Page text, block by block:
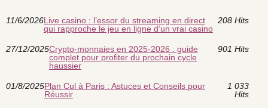
11/6/2026Live casino : l’essor du streaming en direct
qui rapproche le jeu en ligne d’un vrai casino
208 Hits
27/12/2025Crypto-monnaies en 2025-2026 : guide
complet pour profiter du prochain cycle
haussier
901 Hits
01/8/2025Plan Cul à Paris : Astuces et Conseils pour
Réussir
1 033
Hits